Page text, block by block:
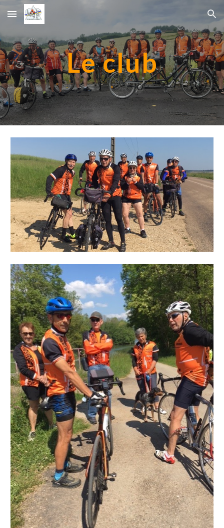
Skip to main content Skip to navigation
Le club